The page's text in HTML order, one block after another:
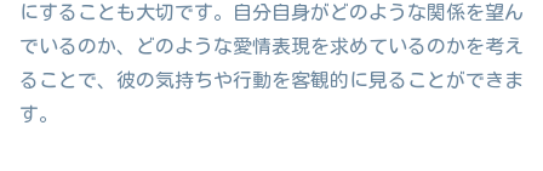
にすることも大切です。自分自身がどのような関係を望ん
でいるのか、どのような愛情表現を求めているのかを考え
ることで、彼の気持ちや行動を客観的に見ることができま
す。